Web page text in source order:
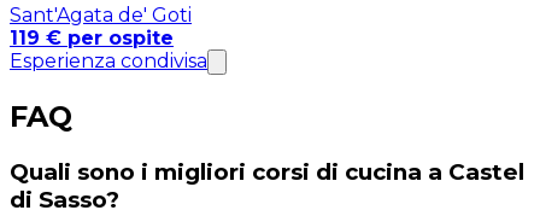
Sant'Agata de' Goti
119 € per ospite
Esperienza condivisa
FAQ
Quali sono i migliori corsi di cucina a Castel
di Sasso?